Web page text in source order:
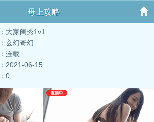
母上攻略
大家闺秀1v1
玄幻奇幻
连载
2021-06-15
0